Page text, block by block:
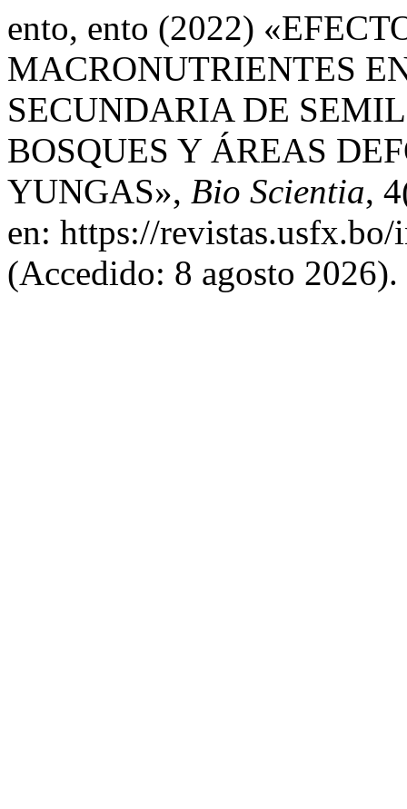
ento, ento (2022)
MACRONUTRIENTES
SECUNDARIA DE
BOSQUES Y ÁREAS
YUNGAS», Bio Scientia,
en: https://
(Accedido: 8 agosto 2026).